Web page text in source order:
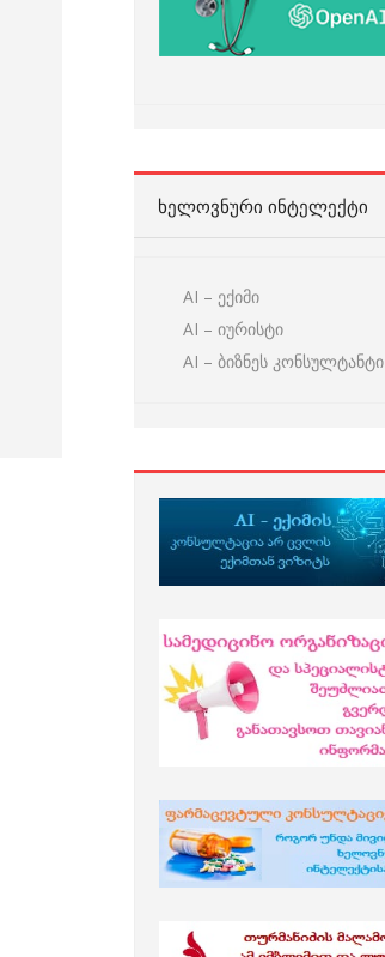
ᲮᲔᲚᲝᲕᲜᲣᲠᲘ ᲘᲜᲢᲔᲚᲔᲥᲢᲘ
AI – ექიმი
AI – იურისტი
AI – ბიზნეს კონსულტანტი